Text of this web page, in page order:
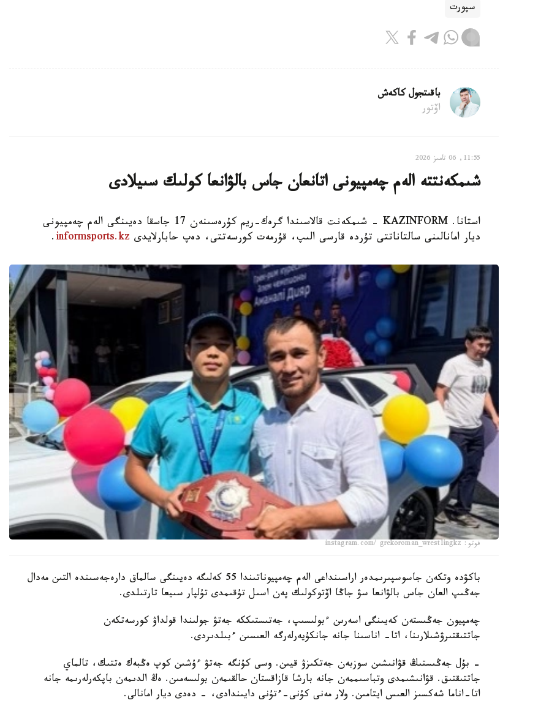
سپورت
باقىتجول كاكەش
اۆتور
11:55, 06 تامىز 2026
شىمكەنتتە الەم چەمپيونى اتانعان جاس بالۋانعا كولىك سىيلادى
استانا. KAZINFORM - شىمكەنت قالاسىندا گرەك-ريم كۇرەسىنەن 17 جاسقا دەيىنگى الەم چەمپيونى
ديار امانالىنى سالتاناتتى تۇردە قارسى الىپ، قۇرمەت كورسەتتى، دەپ حابارلايدى informsports.kz
.
فوتو: instagram.com/ grekoroman_wrestlingkz
باكۋدە وتكەن جاسوسپىرىمدەر اراسىنداعى الەم چەمپيوناتىندا 55 كەلىگە دەيىنگى سالماق دارەجەسىندە التىن مەدال
جەڭىپ العان جاس بالۋانعا سۋ جاڭا اۆتوكولىك پەن اسىل تۇقىمدى تۇلپار سىيعا تارتىلدى.
چەمپيون جەڭىستەن كەيىنگى اسەرىن ءبولىسىپ، جەتىستىككە جەتۋ جولىندا قولداۋ كورسەتكەن
جاتتىقتىرۋشىلارىنا، اتا- اناسىنا جانە جانكۇيەرلەرگە العىسىن ءبىلدىردى.
- بۇل جەڭىستىڭ قۋانىشىن سوزبەن جەتكىزۋ قيىن. وسى كۇنگە جەتۋ ءۇشىن كوپ ەڭبەك ەتتىك، تالماي
جاتتىقتىق. قۋانىشىمدى وتباسىممەن جانە بارشا قازاقستان حالقىمەن بولىسەمىن. ەڭ الدىمەن باپكەرلەرىمە جانە
اتا-اناما شەكسىز العىس ايتامىن. ولار مەنى كۇنى-ءتۇنى دايىندادى، - دەدى ديار امانالى.